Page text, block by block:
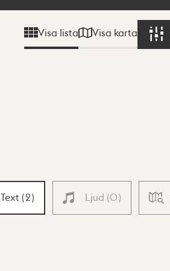
Visa lista Visa karta
Text (2) Ljud (0)